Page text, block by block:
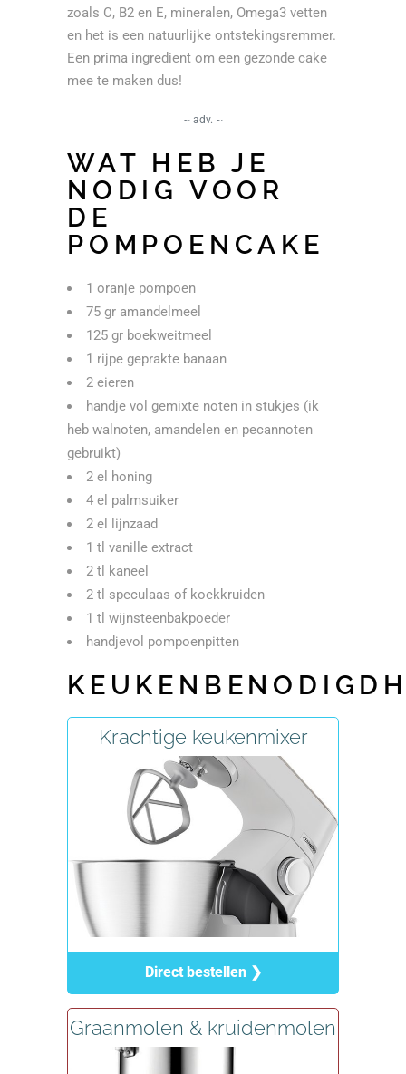
zoals C, B2 en E, mineralen, Omega3 vetten
en het is een natuurlijke ontstekingsremmer.
Een prima ingredient om een gezonde cake
mee te maken dus!
~ adv. ~
WAT HEB JE
NODIG VOOR
DE
POMPOENCAKE
1 oranje pompoen
75 gr amandelmeel
125 gr boekweitmeel
1 rijpe geprakte banaan
2 eieren
handje vol gemixte noten in stukjes (ik
heb walnoten, amandelen en pecannoten
gebruikt)
2 el honing
4 el palmsuiker
2 el lijnzaad
1 tl vanille extract
2 tl kaneel
2 tl speculaas of koekkruiden
1 tl wijnsteenbakpoeder
handjevol pompoenpitten
Krachtige keukenmixer
Direct bestellen ❯
Graanmolen & kruidenmolen